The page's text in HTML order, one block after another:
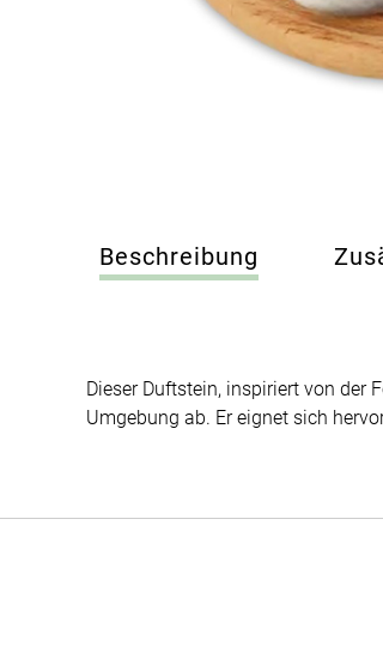
Beschreibung
Dieser Duftstein, inspiriert von der
Umgebung ab. Er eignet sich